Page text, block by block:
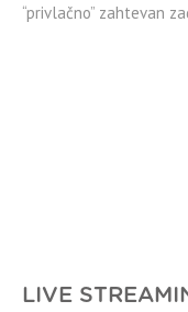
“privlačno” zahtevan
LIVE